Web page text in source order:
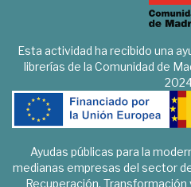
Esta actividad ha recibido una
librerías de la Comunidad de
Ayudas públicas para la
medianas empresas del sector
Recuperación,